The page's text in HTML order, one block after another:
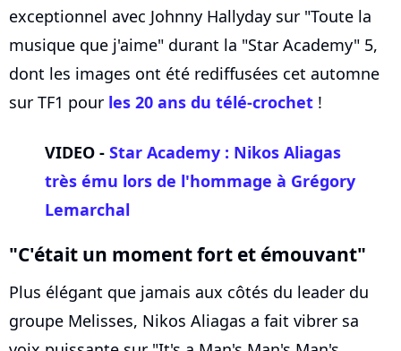
exceptionnel avec Johnny Hallyday sur "Toute la
musique que j'aime" durant la "Star Academy" 5,
dont les images ont été rediffusées cet automne
sur TF1 pour les 20 ans du télé-crochet !
VIDEO - Star Academy : Nikos Aliagas
très ému lors de l'hommage à Grégory
Lemarchal
"C'était un moment fort et émouvant"
Plus élégant que jamais aux côtés du leader du
groupe Melisses, Nikos Aliagas a fait vibrer sa